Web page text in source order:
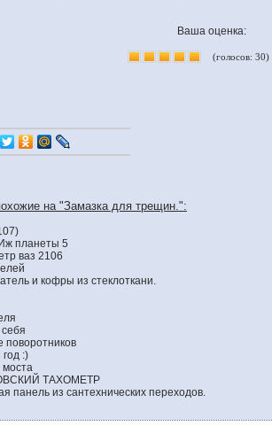
Ваша оценка:
(голосов: 30)
на "Замазка для трещин.":
планеты 5
ваз 2106
и кофры из стеклоткани.
поворотников
:)
ТАХОМЕТР
панель из сантехнических переходов.